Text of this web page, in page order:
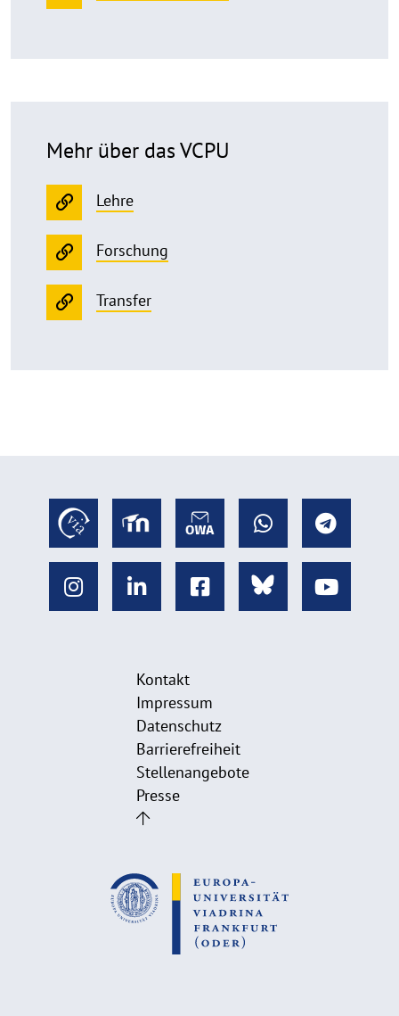
Mehr über das VCPU
Lehre
Forschung
Transfer
Kontakt
Impressum
Datenschutz
Barrierefreiheit
Stellenangebote
Presse